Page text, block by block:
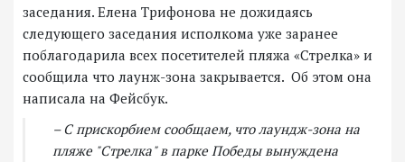
заседания. Елена Трифонова не дожидаясь
следующего заседания исполкома уже заранее
поблагодарила всех посетителей пляжа «Стрелка» и
сообщила что лаунж-зона закрывается. Об этом она
написала на Фейсбук.
– С прискорбием сообщаем, что лаундж-зона на
пляже "Стрелка" в парке Победы вынуждена